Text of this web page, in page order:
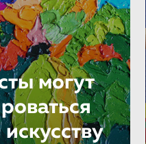
могут